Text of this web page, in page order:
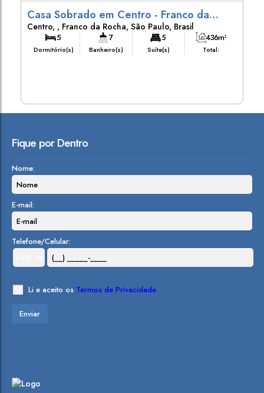
Casa Sobrado em Centro - Franco da
Rocha
Centro , Franco da Rocha, São Paulo, Brasil
5
Dormitório(s)
7
Banheiro(s)
5
Suíte(s) Total:
436m²
Fique por Dentro
Nome:
E-mail:
Telefone/Celular:
Li e aceito os Termos de Privacidade